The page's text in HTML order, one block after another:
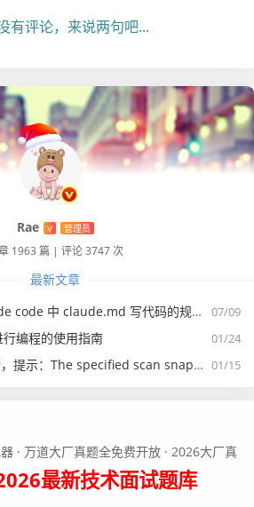
的话，默认只有一个GMS节点，一
1 -cn_version latest -dn_r
latest -cdc_replica 1 -cdc_v
本默认都是单副本的模式，在生产环
3副本的集群节点，因此需要使用如
false
内心的觉醒和不懈的努力, 你的信念
往更好的自己的道路
有评论，来说两句吧...
Rae V 管理员
1963 篇 | 评论 3747 次
最新文章
07/09
中 claude.md 写代码的规约文件
01/24
编程的使用指南
01/15
snapshotId 15845 is out of available snapshotId range [17875, 178
· 万道大厂真题全免费开放 · 2026大厂真
最新技术面试题库